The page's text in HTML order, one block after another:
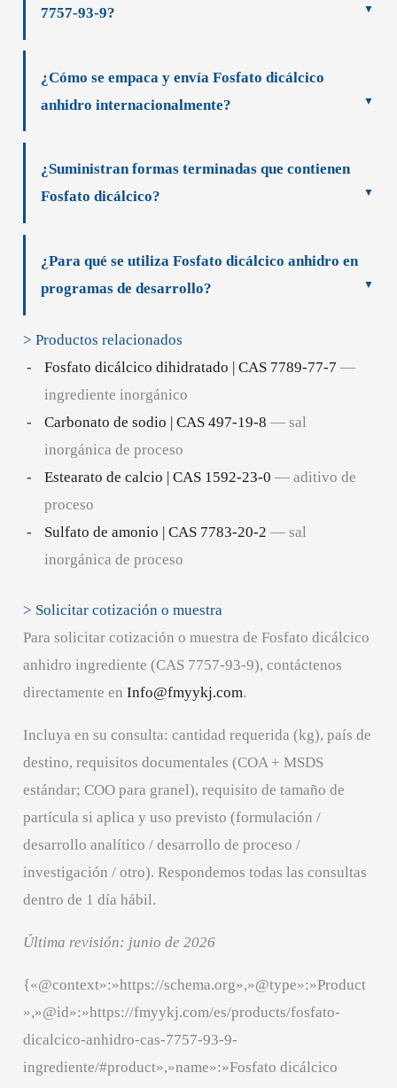
7757-93-9?
¿Cómo se empaca y envía Fosfato dicálcico
anhidro internacionalmente?
¿Suministran formas terminadas que contienen
Fosfato dicálcico?
¿Para qué se utiliza Fosfato dicálcico anhidro en
programas de desarrollo?
> Productos relacionados
Fosfato dicálcico dihidratado | CAS 7789-77-7 —
ingrediente inorgánico
Carbonato de sodio | CAS 497-19-8 — sal
inorgánica de proceso
Estearato de calcio | CAS 1592-23-0 — aditivo de
proceso
Sulfato de amonio | CAS 7783-20-2 — sal
inorgánica de proceso
> Solicitar cotización o muestra
Para solicitar cotización o muestra de Fosfato dicálcico
anhidro ingrediente (CAS 7757-93-9), contáctenos
directamente enInfo@fmyykj.com.
Incluya en su consulta: cantidad requerida (kg), país de
destino, requisitos documentales (COA + MSDS
estándar; COO para granel), requisito de tamaño de
partícula si aplica y uso previsto (formulación /
desarrollo analítico / desarrollo de proceso /
investigación / otro). Respondemos todas las consultas
dentro de 1 día hábil.
Última revisión: junio de 2026
{«@context»:»https://schema.org»,»@type»:»Product
»,»@id»:»https://fmyykj.com/es/products/fosfato-
dicalcico-anhidro-cas-7757-93-9-
ingrediente/#product»,»name»:»Fosfato dicálcico